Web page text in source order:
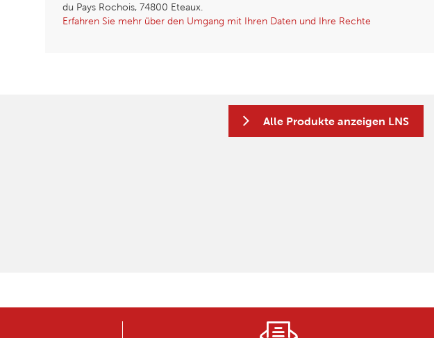
du Pays Rochois, 74800 Eteaux.
Erfahren Sie mehr über den Umgang mit Ihren Daten und Ihre Rechte
Alle Produkte anzeigen LNS